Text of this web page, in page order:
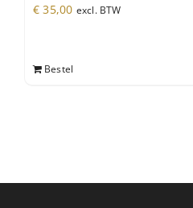
€ 35,00 excl. BTW
Bestel